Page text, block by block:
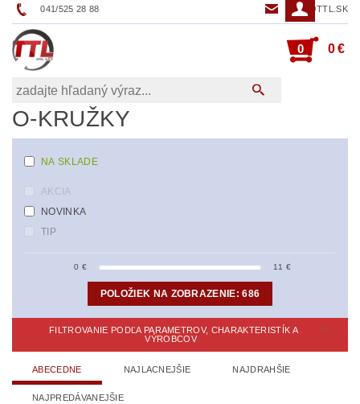
041/525 28 88 TTL@TTL.SK
0 0 €
O-KRUŽKY
NA SKLADE
AKCIA
NOVINKA
TIP
0 € 11 €
POLOŽIEK NA ZOBRAZENIE:686
FILTROVANIE PODĽA PARAMETROV, CHARAKTERISTÍK A
VÝROBCOV
ABECEDNE NAJLACNEJŠIE NAJDRAHŠIE
NAJPREDÁVANEJŠIE